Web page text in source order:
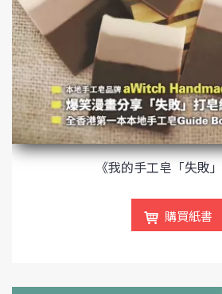
《我的手工皂「失敗
購買紙書